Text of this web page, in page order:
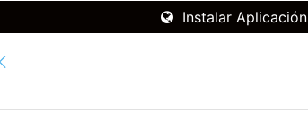
Instalar Aplicación